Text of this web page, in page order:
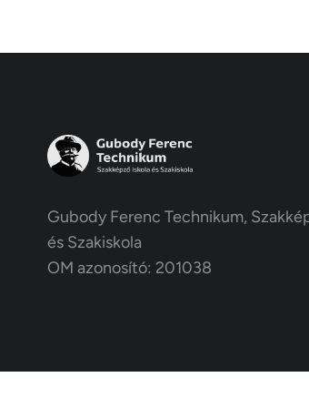
Gubody Ferenc Technikum,
és Szakiskola
OM azonosító: 201038